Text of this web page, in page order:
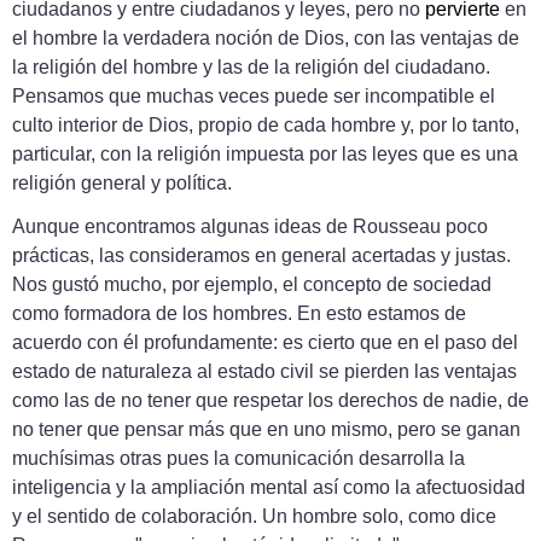
ciudadanos y entre ciudadanos y leyes, pero no pervierte en
el hombre la verdadera noción de Dios, con las ventajas de
la religión del hombre y las de la religión del ciudadano.
Pensamos que muchas veces puede ser incompatible el
culto interior de Dios, propio de cada hombre y, por lo tanto,
particular, con la religión impuesta por las leyes que es una
religión general y política.
Aunque encontramos algunas ideas de Rousseau poco
prácticas, las consideramos en general acertadas y justas.
Nos gustó mucho, por ejemplo, el concepto de sociedad
como formadora de los hombres. En esto estamos de
acuerdo con él profundamente: es cierto que en el paso del
estado de naturaleza al estado civil se pierden las ventajas
como las de no tener que respetar los derechos de nadie, de
no tener que pensar más que en uno mismo, pero se ganan
muchísimas otras pues la comunicación desarrolla la
inteligencia y la ampliación mental así como la afectuosidad
y el sentido de colaboración. Un hombre solo, como dice